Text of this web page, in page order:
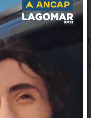
la misma área.
que Núñez sea
deberá intimar
comunal en un
.Las fuentes indicaron
recibió la
fueran uno de los